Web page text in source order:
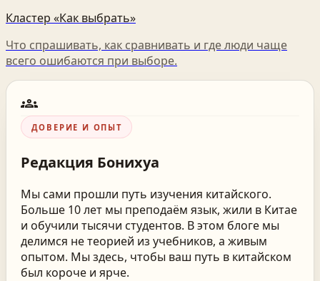
Кластер «Как выбрать»
Что спрашивать, как сравнивать и где люди чаще
всего ошибаются при выборе.
groups
ДОВЕРИЕ И ОПЫТ
Редакция Бонихуа
Мы сами прошли путь изучения китайского.
Больше 10 лет мы преподаём язык, жили в Китае
и обучили тысячи студентов. В этом блоге мы
делимся не теорией из учебников, а живым
опытом. Мы здесь, чтобы ваш путь в китайском
был короче и ярче.